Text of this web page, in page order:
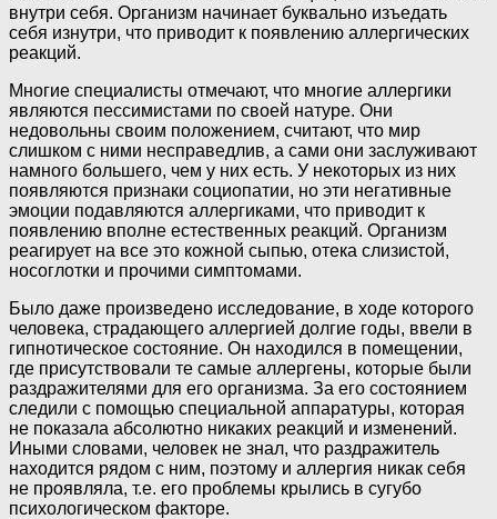
внутри себя. Организм начинает буквально изъедать
себя изнутри, что приводит к появлению аллергических
реакций.
Многие специалисты отмечают, что многие аллергики
являются пессимистами по своей натуре. Они
недовольны своим положением, считают, что мир
слишком с ними несправедлив, а сами они заслуживают
намного большего, чем у них есть. У некоторых из них
появляются признаки социопатии, но эти негативные
эмоции подавляются аллергиками, что приводит к
появлению вполне естественных реакций. Организм
реагирует на все это кожной сыпью, отека слизистой,
носоглотки и прочими симптомами.
Было даже произведено исследование, в ходе которого
человека, страдающего аллергией долгие годы, ввели в
гипнотическое состояние. Он находился в помещении,
где присутствовали те самые аллергены, которые были
раздражителями для его организма. За его состоянием
следили с помощью специальной аппаратуры, которая
не показала абсолютно никаких реакций и изменений.
Иными словами, человек не знал, что раздражитель
находится рядом с ним, поэтому и аллергия никак себя
не проявляла, т.е. его проблемы крылись в сугубо
психологическом факторе.